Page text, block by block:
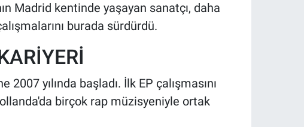
Madrid kentinde yaşayan sanatçı, daha
burada sürdürdü.
yılında başladı. İlk EP çalışmasını
birçok rap müzisyeniyle ortak